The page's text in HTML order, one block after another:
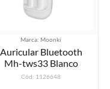
Marca: Moonki
Auricular Bluetooth
Mh-tws33 Blanco
Cód: 1126648